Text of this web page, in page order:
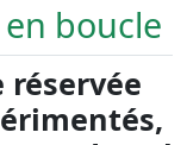
boucle
réservée